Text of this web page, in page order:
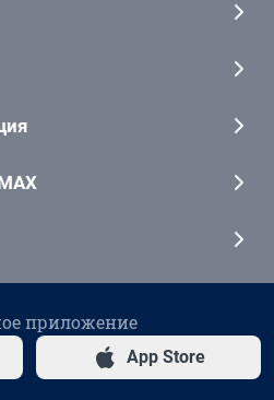
приложение
App Store